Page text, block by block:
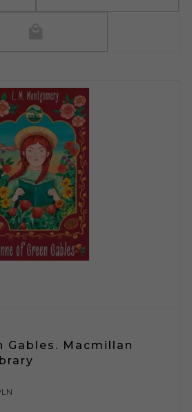
Gables. Macmillan